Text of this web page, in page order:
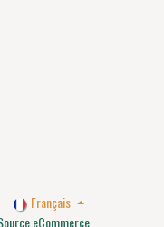
Français
eCommerce